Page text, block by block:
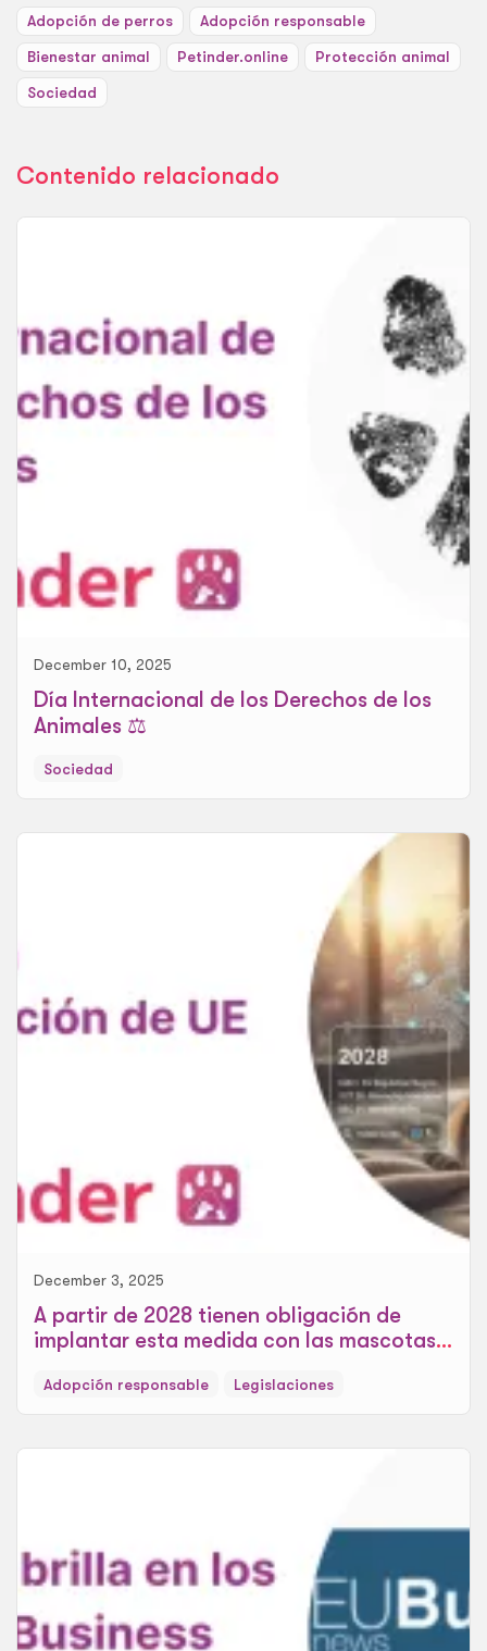
Adopción de perros Adopción responsable
Bienestar animal Petinder.online Protección animal
Sociedad
Contenido relacionado
December 10, 2025
Día Internacional de los Derechos de los
Animales ⚖️
Sociedad
December 3, 2025
A partir de 2028 tienen obligación de
implantar esta medida con las mascotas,
Adopción responsable Legislaciones